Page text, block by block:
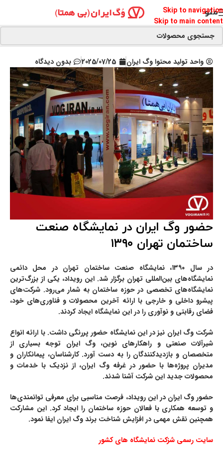
Skip to navigation
Skip to main content
منو
واحد تولید محتوا وگ ایران 2025/07/25 بدون دیدگاه
حضور وگ ایران در نمایشگاه صنعت
ساختمان تهران ۱۳۹۰
در سال ۱۳۹۰، نمایشگاه صنعت ساختمان تهران در محل دائمی
نمایشگاه‌های بین‌المللی تهران برگزار شد. این رویداد، یکی از بزرگ‌ترین
نمایشگاه‌های تخصصی در حوزه ساختمان به شمار می‌رود. شرکت‌های
پیشرو داخلی و خارجی با ارائه آخرین محصولات و فناوری‌های خود،
فضای رقابتی و نوآوری را در این نمایشگاه ایجاد کردند.
شرکت وگ ایران نیز در این نمایشگاه حضور پررنگی داشت. با ارائه انواع
شیرآلات صنعتی و راهکارهای نوین، وگ ایران توجه بسیاری از
متخصصان و بازدیدکنندگان را به دست آورد. کارشناسان، پیمانکاران و
مدیران پروژه‌ها با حضور در غرفه وگ ایران، از نزدیک با خدمات و
محصولات جدید این شرکت آشنا شدند.
حضور وگ ایران در این رویداد، فرصت مناسبی برای معرفی توانمندی‌ها
و توسعه همکاری با فعالان حوزه ساختمان را ایجاد کرد. این مشارکت
همچنین نقش مهمی در افزایش شناخت برند وگ ایران ایفا نمود.
سایت رسمی شزکت نمایشگاه های کشور